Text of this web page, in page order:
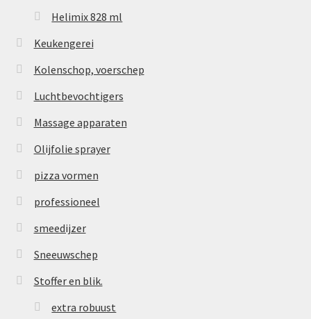
Helimix 828 ml
Keukengerei
Kolenschop, voerschep
Luchtbevochtigers
Massage apparaten
Olijfolie sprayer
pizza vormen
professioneel
smeedijzer
Sneeuwschep
Stoffer en blik.
extra robuust